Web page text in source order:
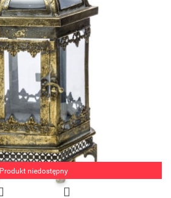
Produkt niedostępny